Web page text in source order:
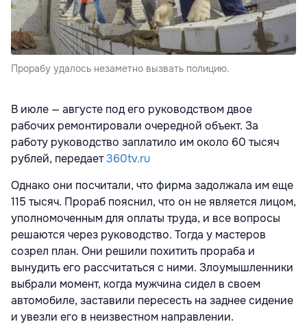
Прорабу удалось незаметно вызвать полицию.
В июле — августе под его руководством двое
рабочих ремонтировали очередной объект. За
работу руководство заплатило им около 60 тысяч
рублей, передает360tv.ru
Однако они посчитали, что фирма задолжала им еще
115 тысяч. Прораб пояснил, что он не является лицом,
уполномоченным для оплаты труда, и все вопросы
решаются через руководство. Тогда у мастеров
созрел план. Они решили похитить прораба и
вынудить его рассчитаться с ними. Злоумышленники
выбрали момент, когда мужчина сидел в своем
автомобиле, заставили пересесть на заднее сидение
и увезли его в неизвестном направлении.